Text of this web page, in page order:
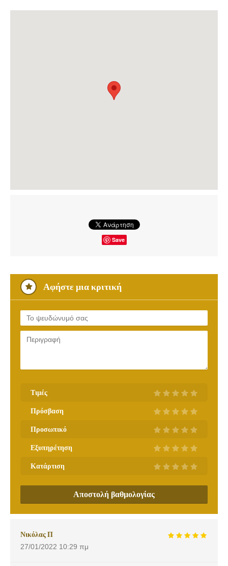
Save
Αφήστε μια κριτική
Τιμές
Πρόσβαση
Προσωπικό
Εξυπηρέτηση
Κατάρτιση
Αποστολή βαθμολογίας
Νικόλας Π
27/01/2022 10:29 πμ